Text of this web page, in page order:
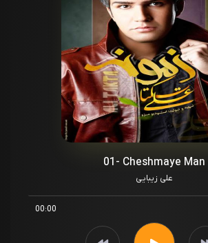
01- Cheshmaye Man
علی زیبایی
00:00